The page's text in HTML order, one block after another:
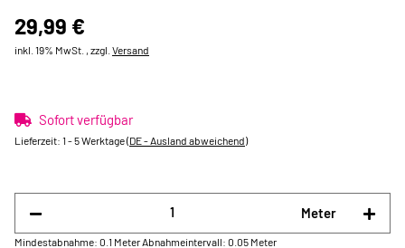
29,99 €
inkl. 19% MwSt. , zzgl. Versand
Sofort verfügbar
Lieferzeit: 1 - 5 Werktage(DE - Ausland abweichend)
Meter
Mindestabnahme: 0.1 Meter Abnahmeintervall: 0.05 Meter